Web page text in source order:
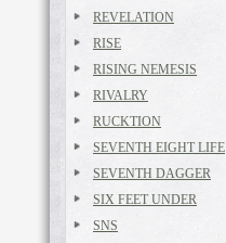
REVELATION
RISE
RISING NEMESIS
RIVALRY
RUCKTION
SEVENTH EIGHT LIFE
SEVENTH DAGGER
SIX FEET UNDER
SNS